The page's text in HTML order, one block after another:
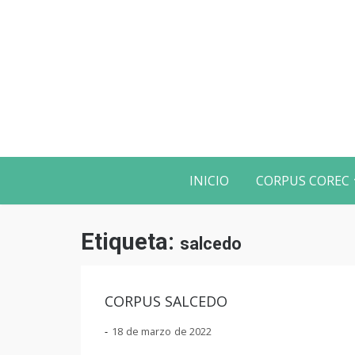
INICIO CORPUS COREC
Etiqueta: salcedo
CORPUS SALCEDO
18 de marzo de 2022